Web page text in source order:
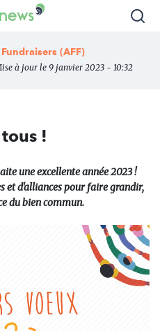
(AFF)
à jour le 9 janvier 2023 - 10:32
!
une excellente année 2023 !
et d'alliances pour faire grandir,
du bien commun.